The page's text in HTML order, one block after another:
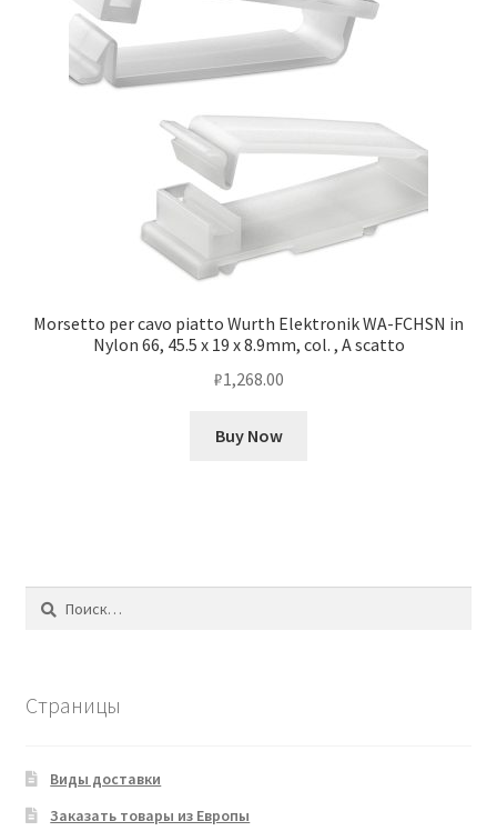
Morsetto per cavo piatto Wurth Elektronik WA-FCHSN in
Nylon 66, 45.5 x 19 x 8.9mm, col. , A scatto
₽1,268.00
Buy Now
Найти:
Страницы
Виды доставки
Заказать товары из Европы